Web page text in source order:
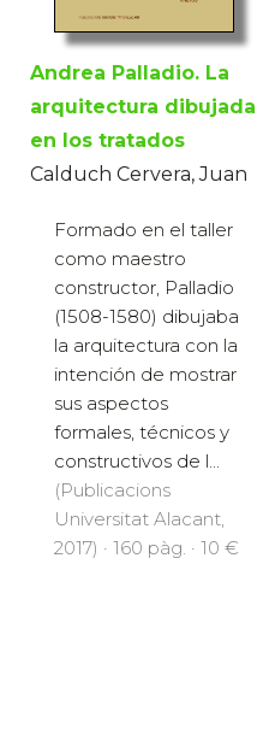
Andrea Palladio. La
arquitectura dibujada
en los tratados
Calduch Cervera, Juan
Formado en el taller
como maestro
constructor, Palladio
(1508-1580) dibujaba
la arquitectura con la
intención de mostrar
sus aspectos
formales, técnicos y
constructivos de l...
(Publicacions
Universitat Alacant,
2017) · 160 pàg. · 10 €